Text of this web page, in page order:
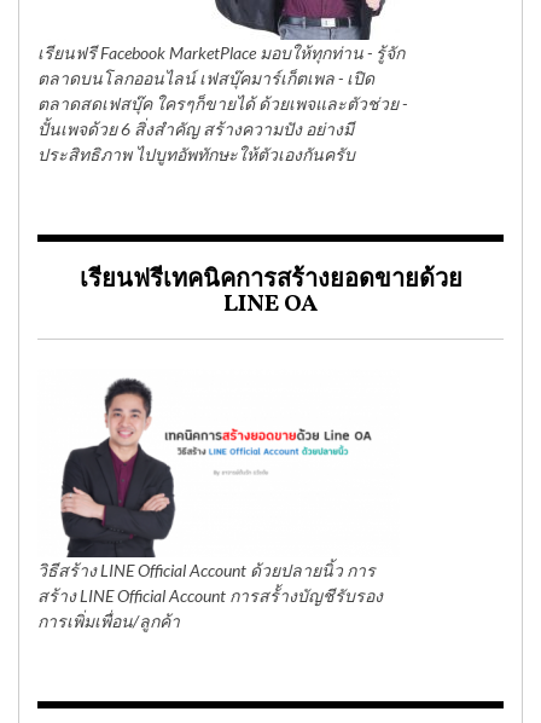
เรียนฟรี Facebook MarketPlace มอบให้ทุกท่าน - รู้จัก
ตลาดบนโลกออนไลน์ เฟสบุ๊คมาร์เก็ตเพล - เปิด
ตลาดสดเฟสบุ๊ค ใครๆก็ขายได้ ด้วยเพจและตัวช่วย -
ปั้นเพจด้วย 6 สิ่งสำคัญ สร้างความปัง อย่างมี
ประสิทธิภาพ ไปบูทอัพทักษะให้ตัวเองกันครับ
เรียนฟรีเทคนิคการสร้างยอดขายด้วย
LINE OA
วิธีสร้าง LINE Official Account ด้วยปลายนิ้ว การ
สร้าง LINE Official Account การสร้้างบัญชีรับรอง
การเพิ่มเพื่อน/ลูกค้า